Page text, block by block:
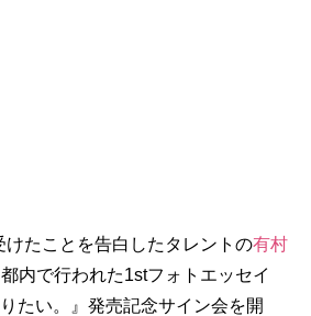
たことを告白したタレントの有村
都内で行われた1stフォトエッセイ
たい。』発売記念サイン会を開